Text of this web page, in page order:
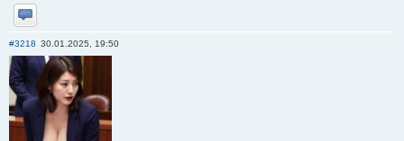
Отправить личное сообщение
#3218 30.01.2025, 19:50